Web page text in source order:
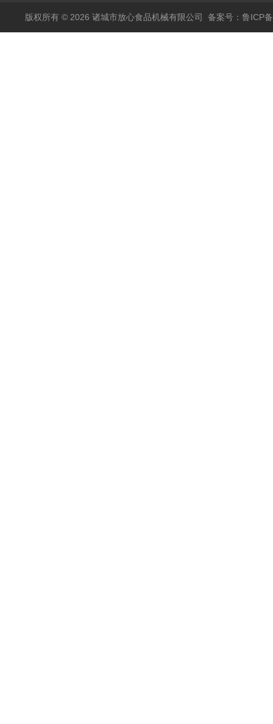
版权所有 © 2026 诸城市放心食品机械有限公司 备案号：鲁ICP